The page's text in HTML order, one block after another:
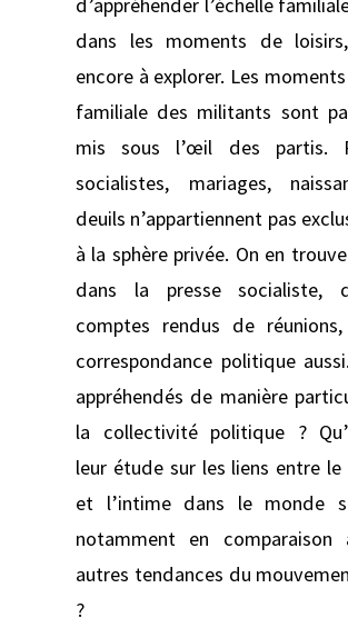
d’appréhender l’échelle
dans les moments de
encore à explorer. Les
familiale des militants sont
mis sous l’œil des partis.
socialistes, mariages,
deuils n’appartiennent pas
à la sphère privée. On en
dans la presse socialiste,
comptes rendus de
correspondance politique
appréhendés de manière
la collectivité politique ?
leur étude sur les liens entre
et l’intime dans le monde
notamment en comparaison
autres tendances du
?